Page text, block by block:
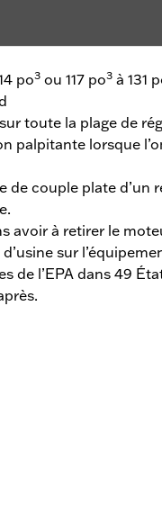
po3 ou 117 po3 à 131
toute la plage de
palpitante lorsque
de couple plate d’un
avoir à retirer le
sur
de l’EPA dans 49